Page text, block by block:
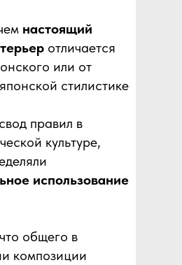
настоящий
отличается
или от
стилистике
правил в
культуре,
использование
общего в
композиции